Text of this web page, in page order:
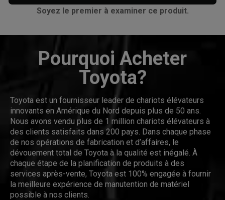
Soyez le premier à examiner ce produit.
Pourquoi Acheter
Toyota?
Toyota est un fournisseur leader de chariots élévateurs
innovants en Amérique du Nord depuis plus de 50 ans.
Nous avons vendu plus de 1 million chariots élévateurs à
des clients satisfaits dans 200 pays. Dans chaque phase
de nos opérations de fabrication et d’affaires, le
dévouement total de Toyota à la qualité est inégalé. À
chaque étape de la planification de produits à des
services après-vente, Toyota est 100% engagée à fournir
la meilleure expérience de manutention de matériel
possible à nos clients.